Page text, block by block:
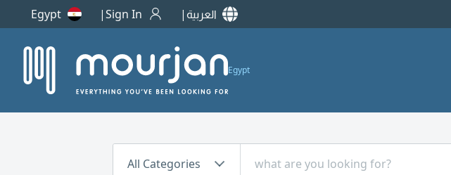
Egypt Sign In العربية
Egypt
All Categories